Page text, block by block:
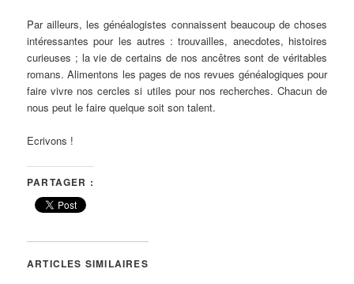
Par ailleurs, les généalogistes connaissent beaucoup de choses
intéressantes pour les autres : trouvailles, anecdotes, histoires
curieuses ; la vie de certains de nos ancêtres sont de véritables
romans. Alimentons les pages de nos revues généalogiques pour
faire vivre nos cercles si utiles pour nos recherches. Chacun de
nous peut le faire quelque soit son talent.
Ecrivons !
PARTAGER :
ARTICLES SIMILAIRES